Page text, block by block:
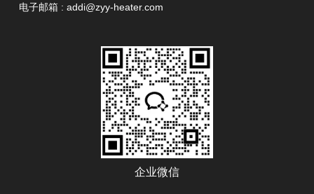
电子邮箱 : addi@zyy-heater.com
企业微信